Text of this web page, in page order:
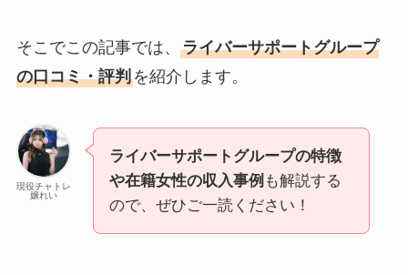
そこでこの記事では、 ライバーサポートグループ
の口コミ・評判を紹介します。
現役チャトレ
嬢れい
ライバーサポートグループの特徴
や在籍女性の収入事例 も解説する
ので、ぜひご一読ください！